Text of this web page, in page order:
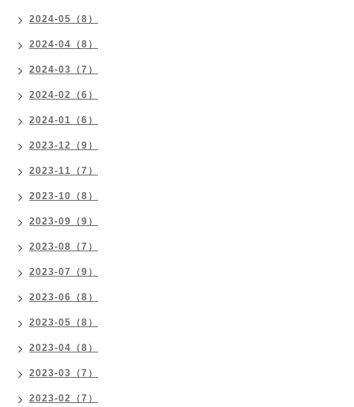
2024-05（8）
2024-04（8）
2024-03（7）
2024-02（6）
2024-01（6）
2023-12（9）
2023-11（7）
2023-10（8）
2023-09（9）
2023-08（7）
2023-07（9）
2023-06（8）
2023-05（8）
2023-04（8）
2023-03（7）
2023-02（7）